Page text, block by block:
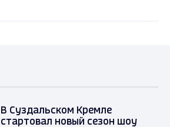
В Суздальском Кремле
стартовал новый сезон шоу